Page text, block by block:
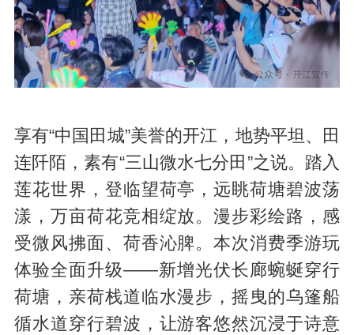
享有“中国田城”美誉的开江，地势平坦、田
连阡陌，素有“三山微水七分田”之说。踏入
莲花世界，登临望荷亭，远眺荷塘碧波荡
漾，万亩荷花竞相绽放。漫步彩绘路，感
受微风拂面、荷香沁脾。本次消费季游玩
体验全面升级——新增光伏长廊蜿蜒穿行
荷塘，亲荷栈道临水漫步，摇曳的乌篷船
循水道穿行碧波，让游客悠然沉浸于诗意